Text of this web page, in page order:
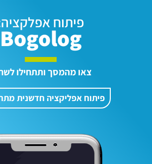
פיתוח
Bogolog
צאו מהמסך ותתחילו
פיתוח אפליקציה חדשנית